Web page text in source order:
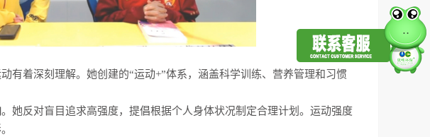
有着深刻理解。她创建的“运动+”体系，涵盖科学训练、营养管理和习惯
。她反对盲目追求高强度，提倡根据个人身体状况制定合理计划。运动强度